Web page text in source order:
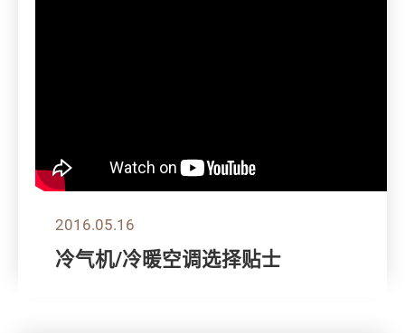
2016.05.16
冷气机/冷暖空调选择贴士